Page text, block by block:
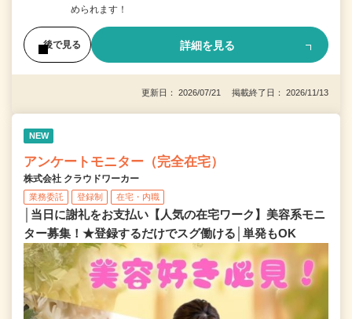
められます！
後で見る 詳細を見る
更新日： 2026/07/21 掲載終了日： 2026/11/13
NEW
アンケートモニター（完全在宅）
株式会社 クラウドワーカー
業務委託 登録制 在宅・内職
│当日に謝礼をお支払い【人気の在宅ワーク】美容系モニ
ター募集！★登録するだけでスグ働ける│単発もOK